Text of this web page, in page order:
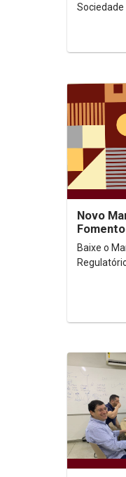
Sociedade
Novo
Baixe o Manual